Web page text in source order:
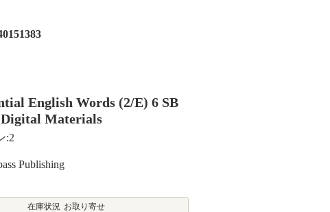
English Words (2/E) 6 SB
Digital Materials
:2
Publishing
在庫状況 お取り寄せ